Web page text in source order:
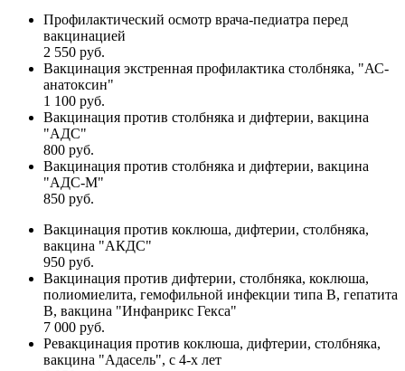
Профилактический осмотр врача-педиатра перед
вакцинацией
2 550 руб.
Вакцинация экстренная профилактика столбняка, "АС-
анатоксин"
1 100 руб.
Вакцинация против столбняка и дифтерии, вакцина
"АДС"
800 руб.
Вакцинация против столбняка и дифтерии, вакцина
"АДС-М"
850 руб.
Вакцинация против коклюша, дифтерии, столбняка,
вакцина "АКДС"
950 руб.
Вакцинация против дифтерии, столбняка, коклюша,
полиомиелита, гемофильной инфекции типа В, гепатита
В, вакцина "Инфанрикс Гекса"
7 000 руб.
Ревакцинация против коклюша, дифтерии, столбняка,
вакцина "Адасель", с 4-х лет